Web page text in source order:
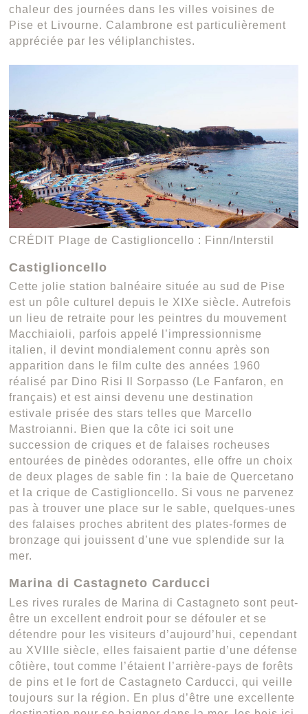
chaleur des journées dans les villes voisines de
Pise et Livourne. Calambrone est particulièrement
appréciée par les véliplanchistes.
CRÉDIT Plage de Castiglioncello : Finn/Interstil
Castiglioncello
Cette jolie station balnéaire située au sud de Pise
est un pôle culturel depuis le XIXe siècle. Autrefois
un lieu de retraite pour les peintres du mouvement
Macchiaioli, parfois appelé l’impressionnisme
italien, il devint mondialement connu après son
apparition dans le film culte des années 1960
réalisé par Dino Risi Il Sorpasso (Le Fanfaron, en
français) et est ainsi devenu une destination
estivale prisée des stars telles que Marcello
Mastroianni. Bien que la côte ici soit une
succession de criques et de falaises rocheuses
entourées de pinèdes odorantes, elle offre un choix
de deux plages de sable fin : la baie de Quercetano
et la crique de Castiglioncello. Si vous ne parvenez
pas à trouver une place sur le sable, quelques-unes
des falaises proches abritent des plates-formes de
bronzage qui jouissent d’une vue splendide sur la
mer.
Marina di Castagneto Carducci
Les rives rurales de Marina di Castagneto sont peut-
être un excellent endroit pour se défouler et se
détendre pour les visiteurs d’aujourd’hui, cependant
au XVIIIe siècle, elles faisaient partie d’une défense
côtière, tout comme l’étaient l’arrière-pays de forêts
de pins et le fort de Castagneto Carducci, qui veille
toujours sur la région. En plus d’être une excellente